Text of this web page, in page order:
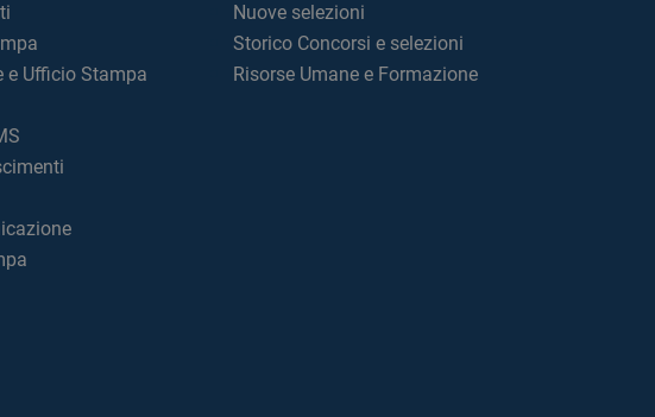
e Ufficio Stampa
Nuove selezioni
Storico Concorsi e selezioni
Risorse Umane e Formazione